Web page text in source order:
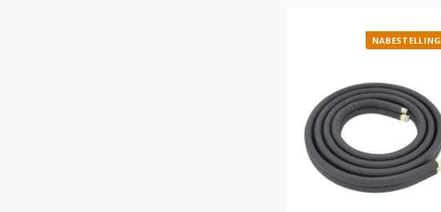
NABESTELLING